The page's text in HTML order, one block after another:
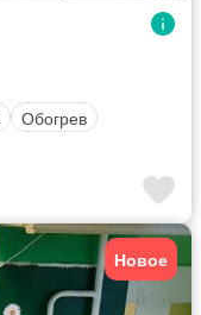
Обогрев
Новое